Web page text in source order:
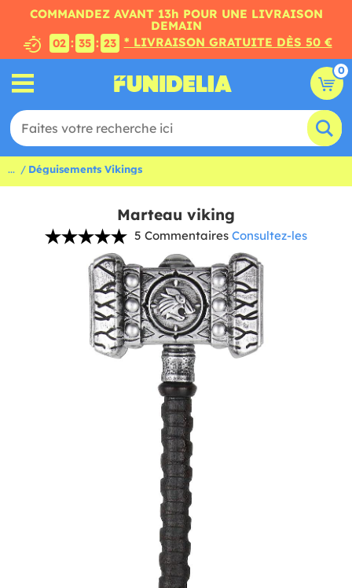
COMMANDEZ AVANT 13h POUR UNE LIVRAISON
DEMAIN
02 : 35 : 22 * LIVRAISON GRATUITE DÈS 50 €
0
... Déguisements Vikings
Marteau viking
5 Commentaires Consultez-les